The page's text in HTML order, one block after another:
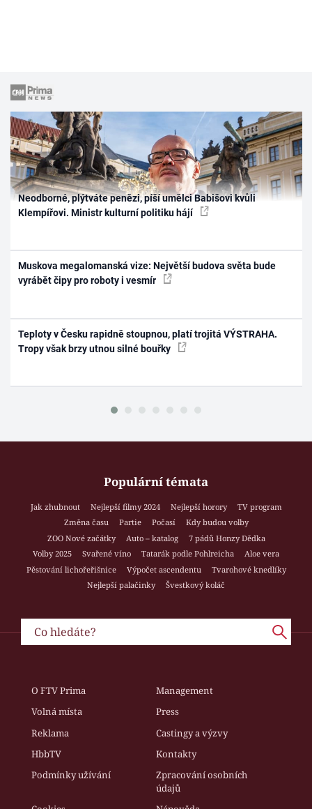
Neodborné, plýtváte penězi, píší umělci Babišovi kvůli
Klempířovi. Ministr kulturní politiku hájí
Muskova megalomanská vize: Největší budova světa bude
vyrábět čipy pro roboty i vesmír
Teploty v Česku rapidně stoupnou, platí trojitá VÝSTRAHA.
Tropy však brzy utnou silné bouřky
Populární témata
Jak zhubnout Nejlepší filmy 2024 Nejlepší horory
TV program
Změna času
Partie Počasí
Kdy budou volby
ZOO Nové začátky
Auto – katalog
7 pádů Honzy Dědka
Volby 2025
Svařené víno Tatarák podle Pohlreicha
Aloe vera
Pěstování lichořeřišnice
Výpočet ascendentu
Tvarohové knedlíky
Nejlepší palačinky
Švestkový koláč
O FTV Prima
Management
Volná místa
Press
Reklama
Castingy a výzvy
HbbTV
Kontakty
Podmínky užívání
Zpracování osobních
údajů